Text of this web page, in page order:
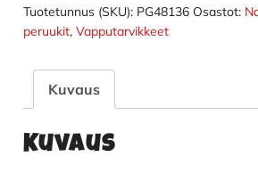
kpl
määrä
Tuotetunnus (SKU): PG48136 Osastot:
peruukit, Vapputarvikkeet
Kuvaus
Kuvaus